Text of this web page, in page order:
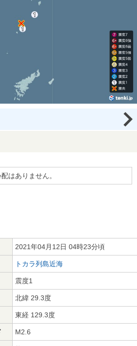
はありません。
2021年04月12日 04時23分頃
トカラ列島近海
震度1
北緯 29.3度
東経 129.3度
M2.6